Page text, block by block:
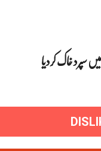
سپرد خاک کردیا